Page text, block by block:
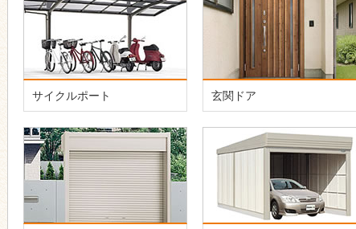
サイクルポート 玄関ドア